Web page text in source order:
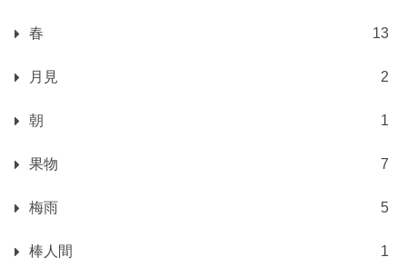
春 13
月見 2
朝 1
果物 7
梅雨 5
棒人間 1